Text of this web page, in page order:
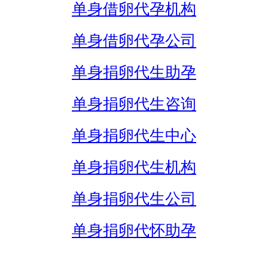
单身借卵代孕机构
单身借卵代孕公司
单身捐卵代生助孕
单身捐卵代生咨询
单身捐卵代生中心
单身捐卵代生机构
单身捐卵代生公司
单身捐卵代怀助孕